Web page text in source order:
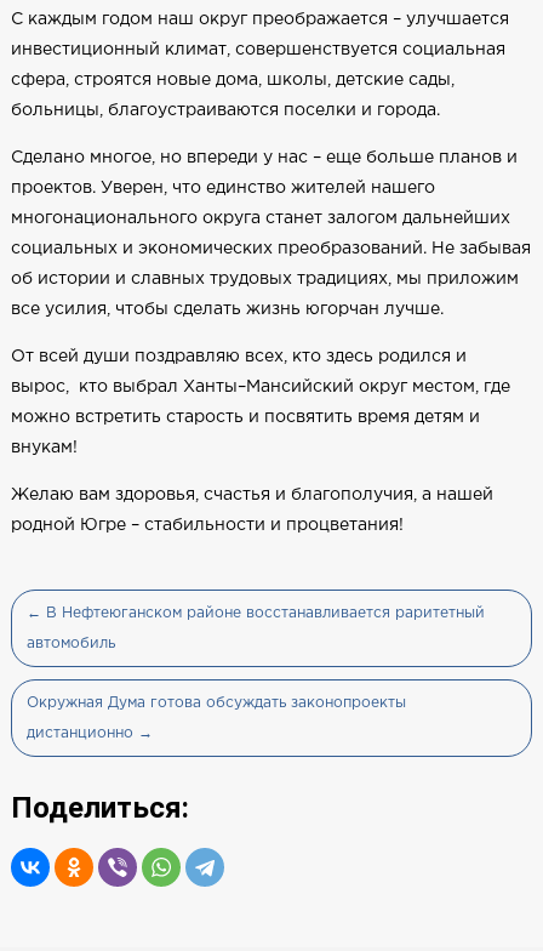
С каждым годом наш округ преображается – улучшается
инвестиционный климат, совершенствуется социальная
сфера, строятся новые дома, школы, детские сады,
больницы, благоустраиваются поселки и города.
Сделано многое, но впереди у нас – еще больше планов и
проектов. Уверен, что единство жителей нашего
многонационального округа станет залогом дальнейших
социальных и экономических преобразований. Не забывая
об истории и славных трудовых традициях, мы приложим
все усилия, чтобы сделать жизнь югорчан лучше.
От всей души поздравляю всех, кто здесь родился и
вырос, кто выбрал Ханты–Мансийский округ местом, где
можно встретить старость и посвятить время детям и
внукам!
Желаю вам здоровья, счастья и благополучия, а нашей
родной Югре – стабильности и процветания!
← В Нефтеюганском районе восстанавливается раритетный
автомобиль
Окружная Дума готова обсуждать законопроекты
дистанционно →
Поделиться: